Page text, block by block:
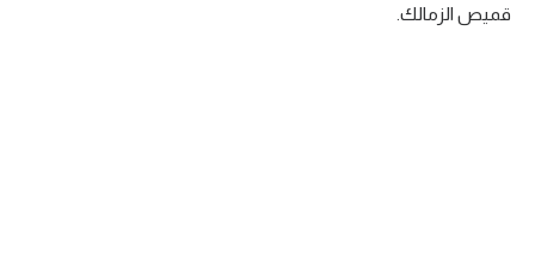
قميص الزمالك.